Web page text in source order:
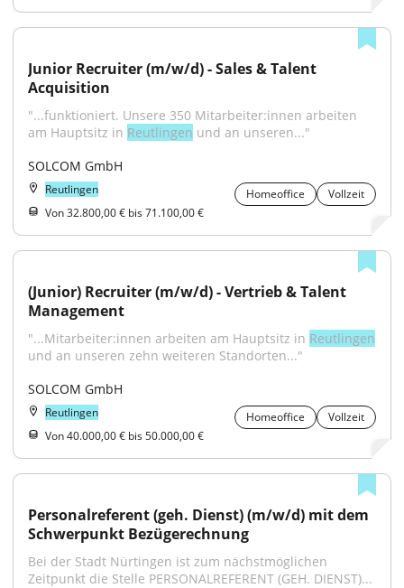
Junior Recruiter (m/w/d) - Sales & Talent
Acquisition
"...funktioniert. Unsere 350 Mitarbeiter:innen arbeiten
am Hauptsitz in Reutlingen und an unseren..."
SOLCOM GmbH
Reutlingen Homeoffice
Vollzeit
Von 32.800,00 € bis 71.100,00 €
(Junior) Recruiter (m/w/d) - Vertrieb & Talent
Management
"...Mitarbeiter:innen arbeiten am Hauptsitz in Reutlingen
und an unseren zehn weiteren Standorten..."
SOLCOM GmbH
Reutlingen Homeoffice
Vollzeit
Von 40.000,00 € bis 50.000,00 €
Personalreferent (geh. Dienst) (m/w/d) mit dem
Schwerpunkt Bezügerechnung
Bei der Stadt Nürtingen ist zum nächstmöglichen
Zeitpunkt die Stelle PERSONALREFERENT (GEH. DIENST)...